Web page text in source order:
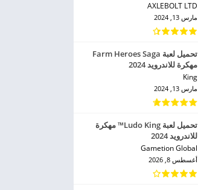
AXLEBOLT LTD‏
مارس 13, 2024
تحميل لعبة Farm Heroes Saga
مهكرة للاندرويد 2024
King‏
مارس 13, 2024
تحميل لعبة Ludo King™ مهكرة
للاندرويد 2024
Gametion Global‏
أغسطس 8, 2026